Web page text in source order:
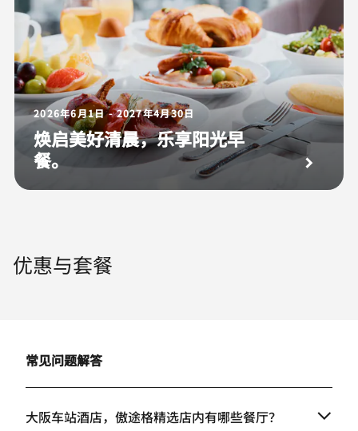
2026年6月1日 - 2027年4月30日
焕启美好清晨，乐享阳光早
餐。
优惠与套餐
常见问题解答
大阪车站酒店，傲途格精选店内有哪些餐厅？